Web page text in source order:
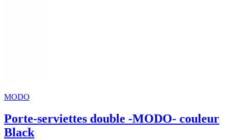
MODO
Porte-serviettes double -MODO- couleur
Black